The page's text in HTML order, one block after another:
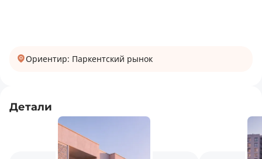
Ориентир: Паркентский рынок
Детали